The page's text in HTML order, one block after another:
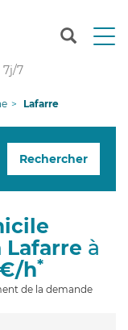
T
n
g
7j/7
Lafarre
Rechercher
Lafarre à
h*
de la demande